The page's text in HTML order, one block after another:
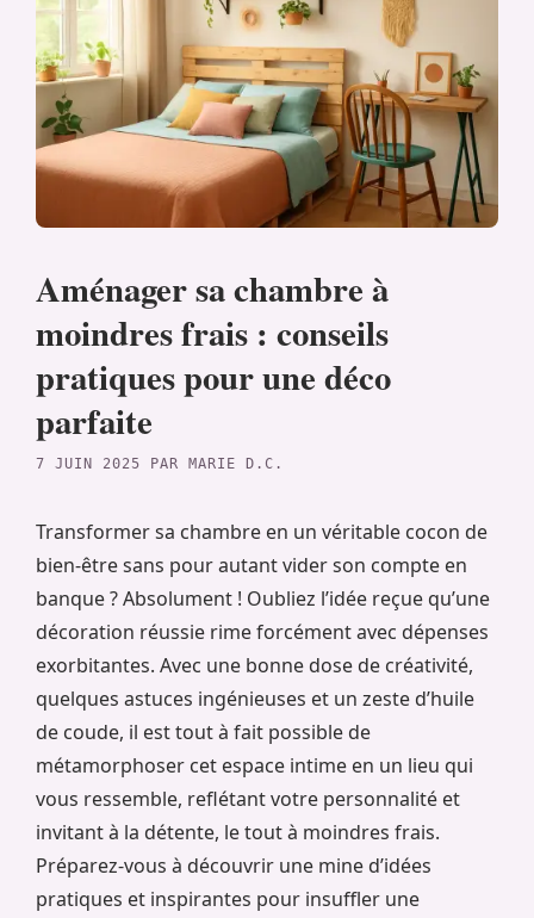
Aménager sa chambre à
moindres frais : conseils
pratiques pour une déco
parfaite
7 JUIN 2025 PAR MARIE D.C.
Transformer sa chambre en un véritable cocon de
bien-être sans pour autant vider son compte en
banque ? Absolument ! Oubliez l’idée reçue qu’une
décoration réussie rime forcément avec dépenses
exorbitantes. Avec une bonne dose de créativité,
quelques astuces ingénieuses et un zeste d’huile
de coude, il est tout à fait possible de
métamorphoser cet espace intime en un lieu qui
vous ressemble, reflétant votre personnalité et
invitant à la détente, le tout à moindres frais.
Préparez-vous à découvrir une mine d’idées
pratiques et inspirantes pour insuffler une